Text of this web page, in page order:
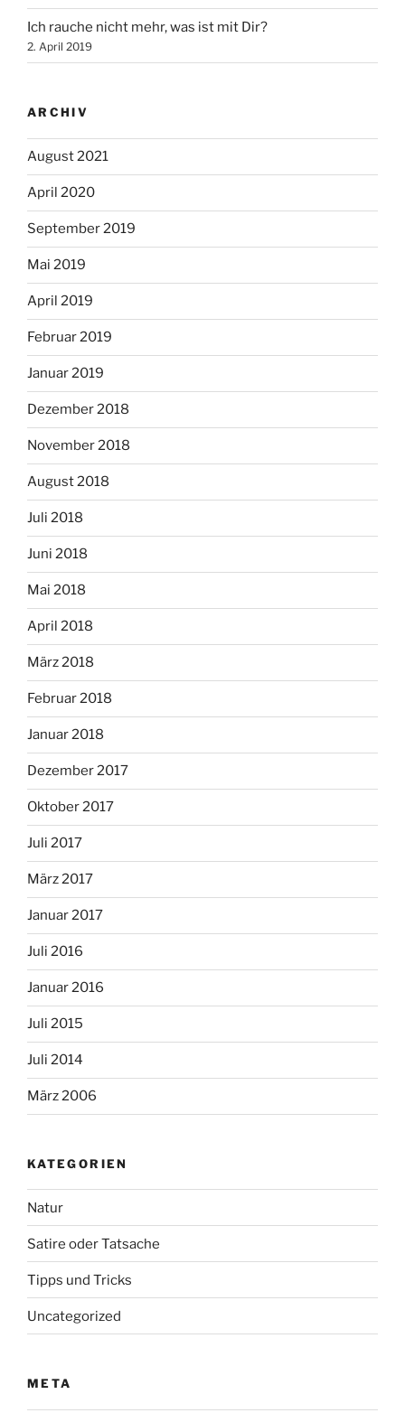
Ich rauche nicht mehr, was ist mit Dir?
2. April 2019
ARCHIV
August 2021
April 2020
September 2019
Mai 2019
April 2019
Februar 2019
Januar 2019
Dezember 2018
November 2018
August 2018
Juli 2018
Juni 2018
Mai 2018
April 2018
März 2018
Februar 2018
Januar 2018
Dezember 2017
Oktober 2017
Juli 2017
März 2017
Januar 2017
Juli 2016
Januar 2016
Juli 2015
Juli 2014
März 2006
KATEGORIEN
Natur
Satire oder Tatsache
Tipps und Tricks
Uncategorized
META